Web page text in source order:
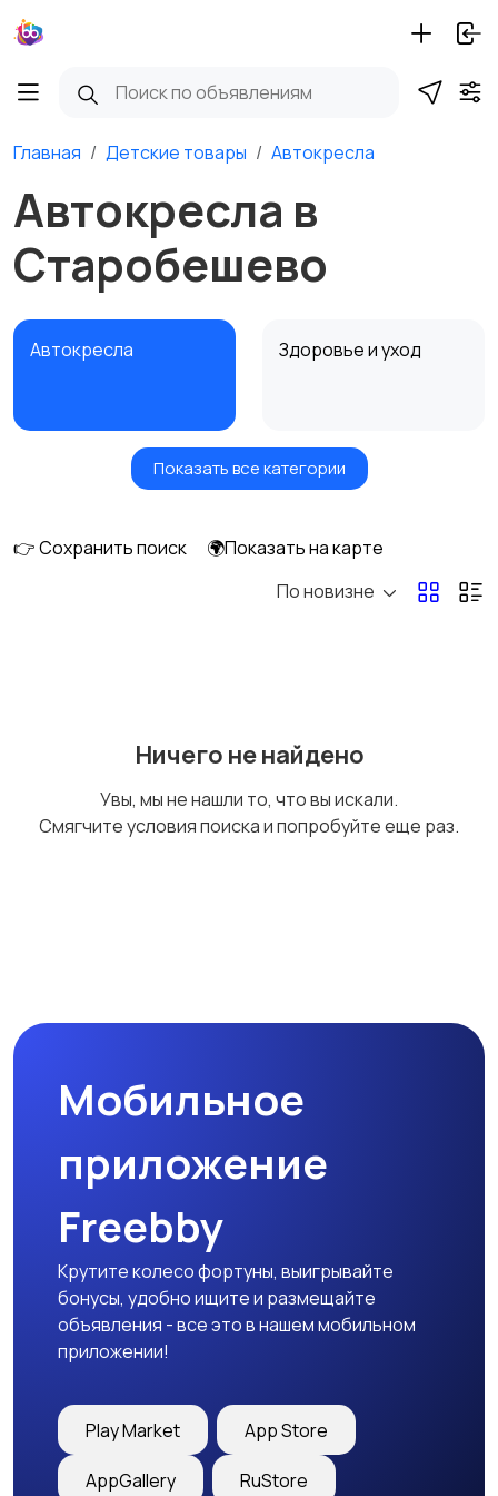
Главная Детские товары Автокресла
Автокресла в
Старобешево
Автокресла Здоровье и уход
Игрушки и игры Детские коляски
Купание
Детская одежда Детская обувь
Детский транспорт
Показать все категории
👉 Сохранить поиск
🌍Показать на карте
По новизне
Ничего не найдено
Увы, мы не нашли то, что вы искали.
Смягчите условия поиска и попробуйте еще раз.
Мобильное
приложение
Freebby
Крутите колесо фортуны, выигрывайте
бонусы, удобно ищите и размещайте
объявления - все это в нашем мобильном
приложении!
Play Market App Store
AppGallery RuStore